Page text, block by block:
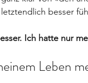
besser
Ich hatte nur
Leben